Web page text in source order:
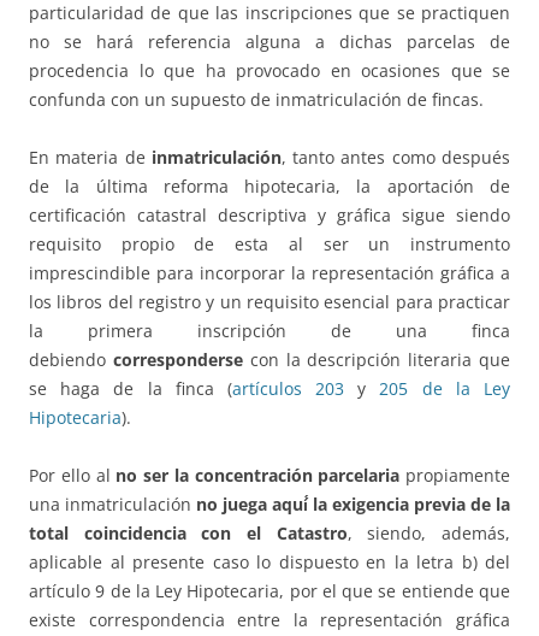
particularidad de que las inscripciones que se practiquen
no se hará referencia alguna a dichas parcelas de
procedencia lo que ha provocado en ocasiones que se
confunda con un supuesto de inmatriculación de fincas.
En materia de inmatriculación, tanto antes como después
de la última reforma hipotecaria, la aportación de
certificación catastral descriptiva y gráfica sigue siendo
requisito propio de esta al ser un instrumento
imprescindible para incorporar la representación gráfica a
los libros del registro y un requisito esencial para practicar
la primera inscripción de una finca
debiendo corresponderse con la descripción literaria que
se haga de la finca (artículos 203 y205 de la Ley
Hipotecaria).
Por ello al no ser la concentración parcelaria propiamente
una inmatriculación no juega aquí́ la exigencia previa de la
total coincidencia con el Catastro, siendo, además,
aplicable al presente caso lo dispuesto en la letra b) del
artículo 9 de la Ley Hipotecaria, por el que se entiende que
existe correspondencia entre la representación gráfica